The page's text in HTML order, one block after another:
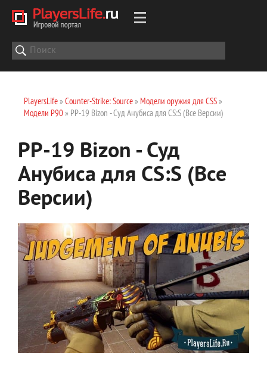
PlayersLife» Counter-Strike: Source» Модели оружия для CSS»
Модели P90» PP-19 Bizon - Суд Анубиса для CS:S (Все Версии)
PP-19 Bizon - Суд
Анубиса для CS:S (Все
Версии)